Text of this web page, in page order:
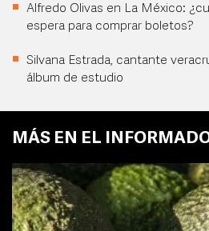
Alfredo Olivas en La México:
espera para comprar boletos?
Silvana Estrada, cantante
álbum de estudio
MÁS EN EL